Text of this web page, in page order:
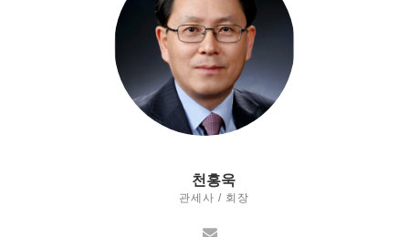
천홍욱
관세사 / 회장